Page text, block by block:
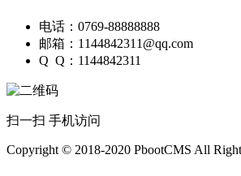
电话：0769-88888888
邮箱：1144842311@qq.com
Q Q：1144842311
扫一扫 手机访问
Copyright © 2018-2020 PbootCMS All